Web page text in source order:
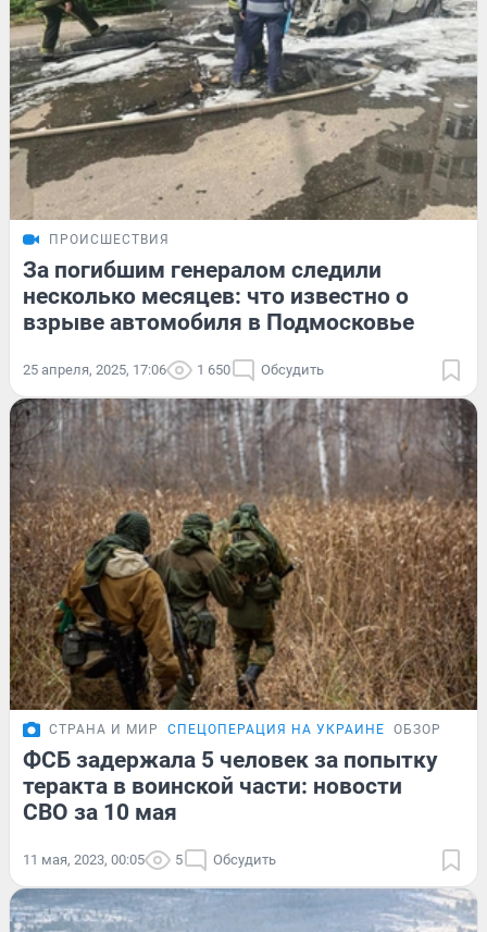
ПРОИСШЕСТВИЯ
За погибшим генералом следили
несколько месяцев: что известно о
взрыве автомобиля в Подмосковье
25 апреля, 2025, 17:06 1 650 Обсудить
СТРАНА И МИР СПЕЦОПЕРАЦИЯ НА УКРАИНЕ ОБЗОР
ФСБ задержала 5 человек за попытку
теракта в воинской части: новости
СВО за 10 мая
11 мая, 2023, 00:05 5 Обсудить